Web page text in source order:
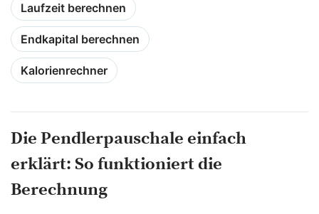
Laufzeit berechnen
Endkapital berechnen
Kalorienrechner
Die Pendlerpauschale einfach
erklärt: So funktioniert die
Berechnung